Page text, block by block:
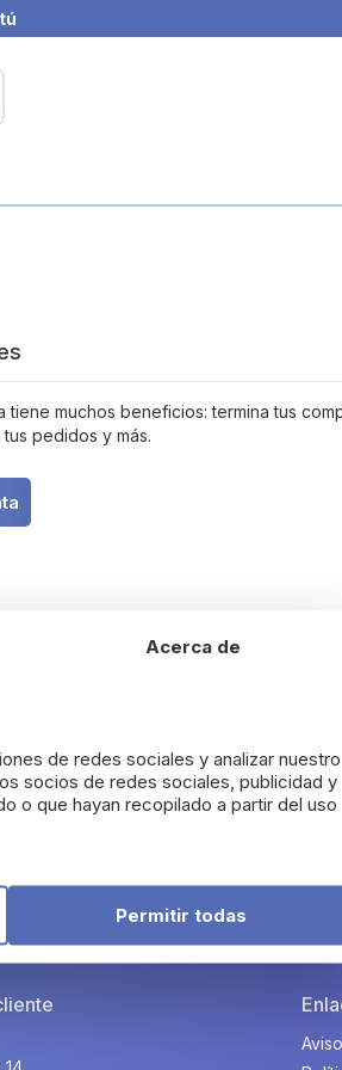
tiene muchos beneficios: termina tus
pedidos y más.
Acerca de
de redes sociales y analizar nuestro
socios de redes sociales, publicidad y
o que hayan recopilado a partir del uso
Permitir todas